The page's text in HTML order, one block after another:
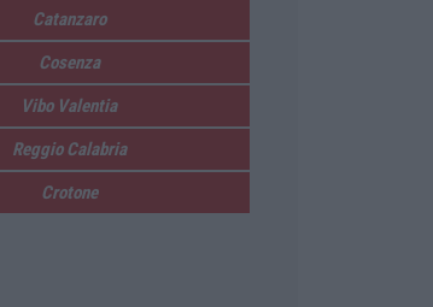
Catanzaro
Cosenza
Vibo Valentia
Reggio Calabria
Crotone